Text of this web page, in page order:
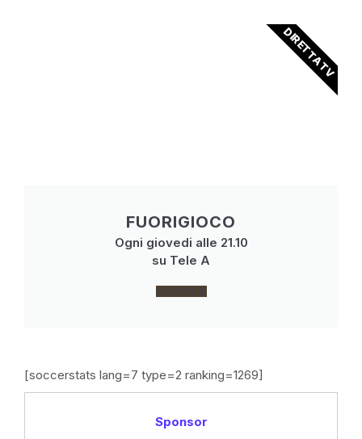
FUORIGIOCO
Ogni giovedi alle 21.10
su Tele A
CLICCA
DIRETTA TV
[soccerstats lang=7 type=2 ranking=1269]
Sponsor